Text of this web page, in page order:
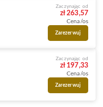
Zaczynając od
zł 263,57
Cena/os
Zarezerwuj
Zaczynając od
zł 197,33
Cena/os
Zarezerwuj